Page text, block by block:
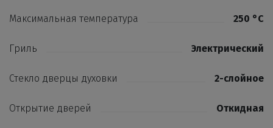
Максимальная температура 250 °C
Гриль Электрический
Стекло дверцы духовки 2-слойное
Открытие дверей Откидная